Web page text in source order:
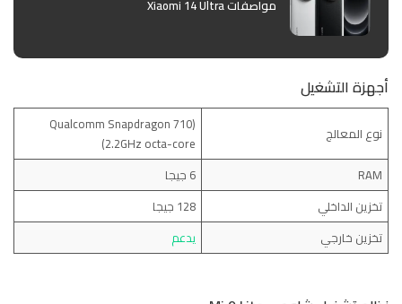
مواصفات Xiaomi 14 Ultra
أجهزة التشغيل
نوع المعالج
(Qualcomm Snapdragon 710
(2.2GHz octa-core
RAM
6 جيجا
تخزين الداخلي
128 جيجا
تخزين خارجي
يدعم